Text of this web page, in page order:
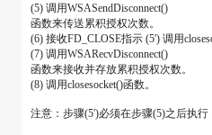
(5) 调用WSASendDisconnect()
函数来传送累积授权次数。
(6) 接收FD_CLOSE指示 (5') 调用
(7) 调用WSARecvDisconnect()
函数来接收并存放累积授权次数。
(8) 调用closesocket()函数。
注意：步骤(5')必须在步骤(5)之后执